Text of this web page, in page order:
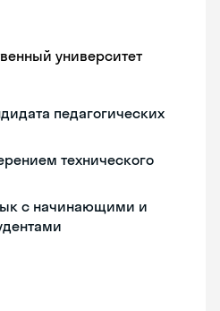
университет
педагогических
технического
с начинающими и